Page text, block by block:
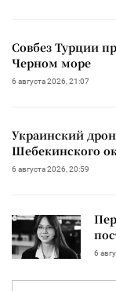
Совбез Турции
Черном море
6 августа 2026, 21:07
Украинский
Шебекинского
6 августа 2026, 20:59
6